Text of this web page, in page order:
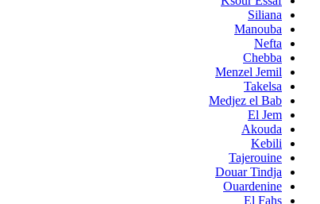
Siliana
Manouba
Nefta
Chebba
Menzel Jemil
Takelsa
Medjez el Bab
El Jem
Akouda
Kebili
Tajerouine
Douar Tindja
Ouardenine
El Fahs